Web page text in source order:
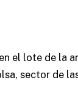
el lote de la
sector de